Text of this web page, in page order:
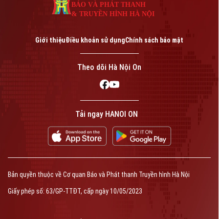
Liên hệ đường dây nóng (bấm để gọi)
Tòa soạn
0865.116.699
Bản quyền thuộc về Cơ quan Báo và Phát thanh Truyền hình Hà Nội Giấy
phép số: Số 63/GP-TTDT, cấp ngày 10/05/2023
TRANG THÔNG TIN ĐIỆN TỬ
Số 3-5 Huỳnh Thúc Kháng-Phường Láng-Hà Nội
BÁO VÀ PHÁT THANH
& TRUYỀN HÌNH HÀ NỘI
Giới thiệuĐiều khoản sử dụngChính sách bảo mật
Theo dõi Hà Nội On
Tải ngay HANOI ON
Bản quyền thuộc về Cơ quan Báo và Phát thanh Truyền hình Hà Nội
Giấy phép số: 63/GP-TTĐT, cấp ngày 10/05/2023